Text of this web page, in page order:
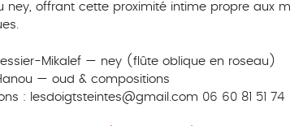
ney, offrant cette proximité intime propre aux
Mikalef — ney (flûte oblique en roseau)
— oud & compositions
: lesdoigtsteintes@gmail.com 06 60 81 51 74